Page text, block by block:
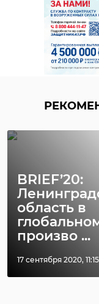
BRIEF’20:
область в
произво ...
17 сентября 2020, 11:15